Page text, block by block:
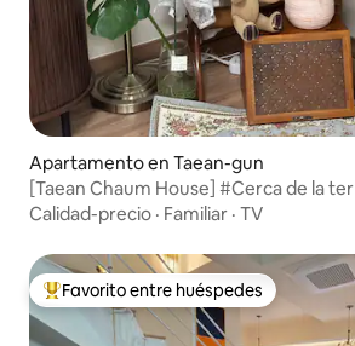
Apartamento en Taean-gun
[Taean Chaum House] #Cerca de la
autobuses de Taean #Alojamiento con
Calidad-precio · Familiar · TV
Favorito entre huéspedes preferido
Favorito entre huéspedes